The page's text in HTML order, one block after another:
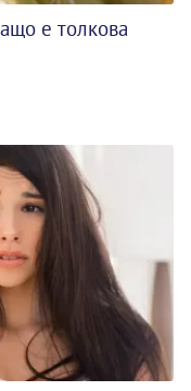
е толкова